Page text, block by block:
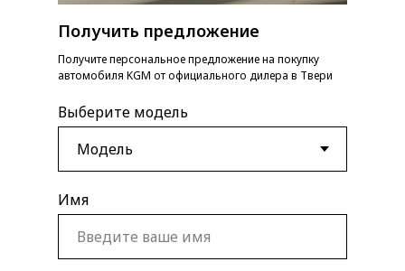
Выберите модель
Имя
Получить предложение
Получите персональное предложение на покупку
автомобиля KGM от официального дилера в Твери